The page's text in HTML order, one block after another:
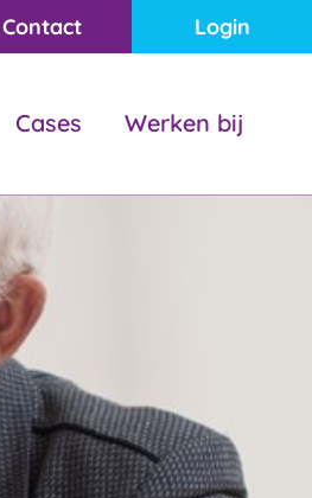
Contact Login
Cases Werken bij